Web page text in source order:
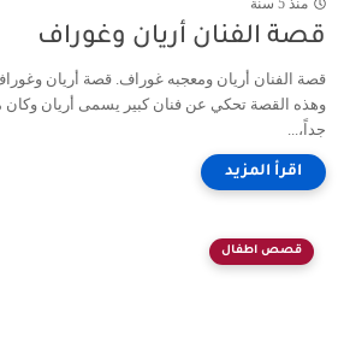
قصة الفنان أريان وغوراف
قصة الفنان أريان ومعجبه غوراف. قصة أريان
وهذه القصة تحكي عن فنان كبير يسمى أريان وكان
جداً،...
قصص اطفال